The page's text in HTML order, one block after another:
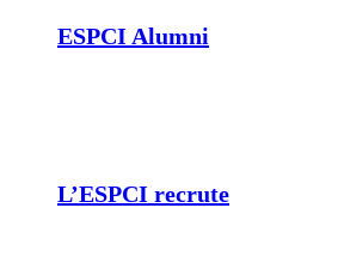
ESPCI Alumni
L’ESPCI recrute